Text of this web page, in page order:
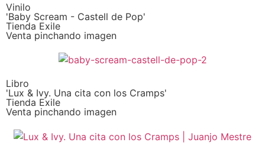
Vinilo
'Baby Scream - Castell de Pop'
Tienda Exile
Venta pinchando imagen
Libro
'Lux & Ivy. Una cita con los Cramps'
Tienda Exile
Venta pinchando imagen